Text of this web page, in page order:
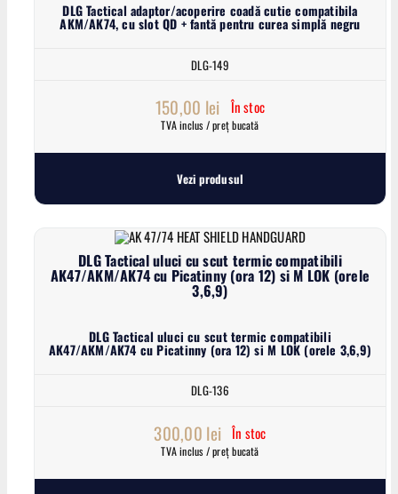
DLG Tactical adaptor/acoperire coadă cutie compatibila
AKM/AK74, cu slot QD + fantă pentru curea simplă negru
DLG-149
150,00 lei În stoc
TVA inclus / preț bucată
Vezi produsul
DLG Tactical uluci cu scut termic compatibili
AK47/AKM/AK74 cu Picatinny (ora 12) si M LOK (orele
3,6,9)
DLG Tactical uluci cu scut termic compatibili
AK47/AKM/AK74 cu Picatinny (ora 12) si M LOK (orele 3,6,9)
DLG-136
300,00 lei În stoc
TVA inclus / preț bucată